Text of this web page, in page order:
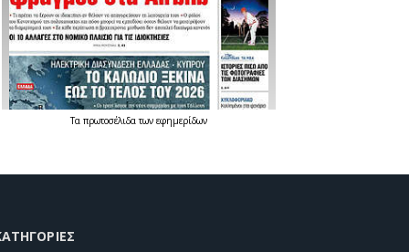
Τα πρωτοσέλιδατων εφημερίδων